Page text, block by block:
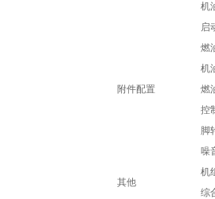
机
启
附件配置
燃
机
燃
控
脚
其他
噪
机
综